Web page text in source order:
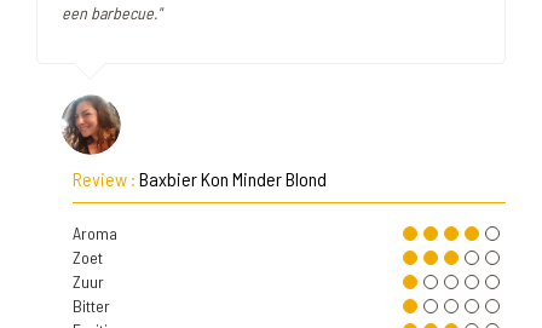
een barbecue."
Review : Baxbier Kon Minder Blond
Aroma
Zoet
Zuur
Bitter